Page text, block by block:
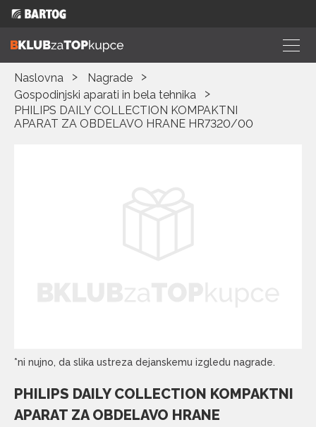
Naslovna
Nagrade
Gospodinjski aparati in bela tehnika
PHILIPS DAILY COLLECTION KOMPAKTNI
APARAT ZA OBDELAVO HRANE HR7320/00
*ni nujno, da slika ustreza dejanskemu izgledu nagrade.
PHILIPS DAILY COLLECTION KOMPAKTNI
APARAT ZA OBDELAVO HRANE